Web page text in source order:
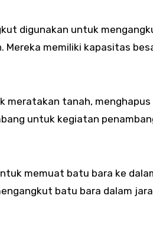
digunakan untuk
memiliki kapasitas
meratakan tanah,
untuk kegiatan
memuat batu bara ke
batu bara dalam